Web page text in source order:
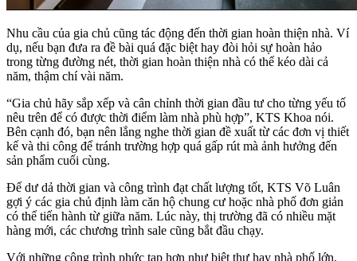
Nhu cầu của gia chủ cũng tác động đến thời gian hoàn thiện nhà. Ví
dụ, nếu bạn đưa ra đề bài quá đặc biệt hay đòi hỏi sự hoàn hảo
trong từng đường nét, thời gian hoàn thiện nhà có thể kéo dài cả
năm, thậm chí vài năm.
“Gia chủ hãy sắp xếp và cân chỉnh thời gian đầu tư cho từng yếu tố
nêu trên để có được thời điểm làm nhà phù hợp”, KTS Khoa nói.
Bên cạnh đó, bạn nên lắng nghe thời gian đề xuất từ các đơn vị thiết
kế và thi công để tránh trường hợp quá gấp rút mà ảnh hưởng đến
sản phẩm cuối cùng.
Để dư dả thời gian và công trình đạt chất lượng tốt, KTS Võ Luân
gợi ý các gia chủ định làm căn hộ chung cư hoặc nhà phố đơn giản
có thể tiến hành từ giữa năm. Lúc này, thị trường đã có nhiều mặt
hàng mới, các chương trình sale cũng bắt đầu chạy.
Với những công trình phức tạp hơn như biệt thự hay nhà phố lớn,